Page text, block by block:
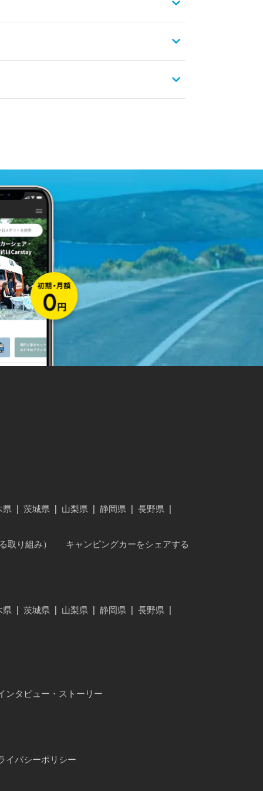
県 茨城県 山梨県 静岡県 長野県
取り組み）
キャンピングカーをシェアする
県 茨城県 山梨県 静岡県 長野県
ンタビュー・ストーリー
イバシーポリシー